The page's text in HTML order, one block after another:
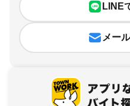
LINE
メー